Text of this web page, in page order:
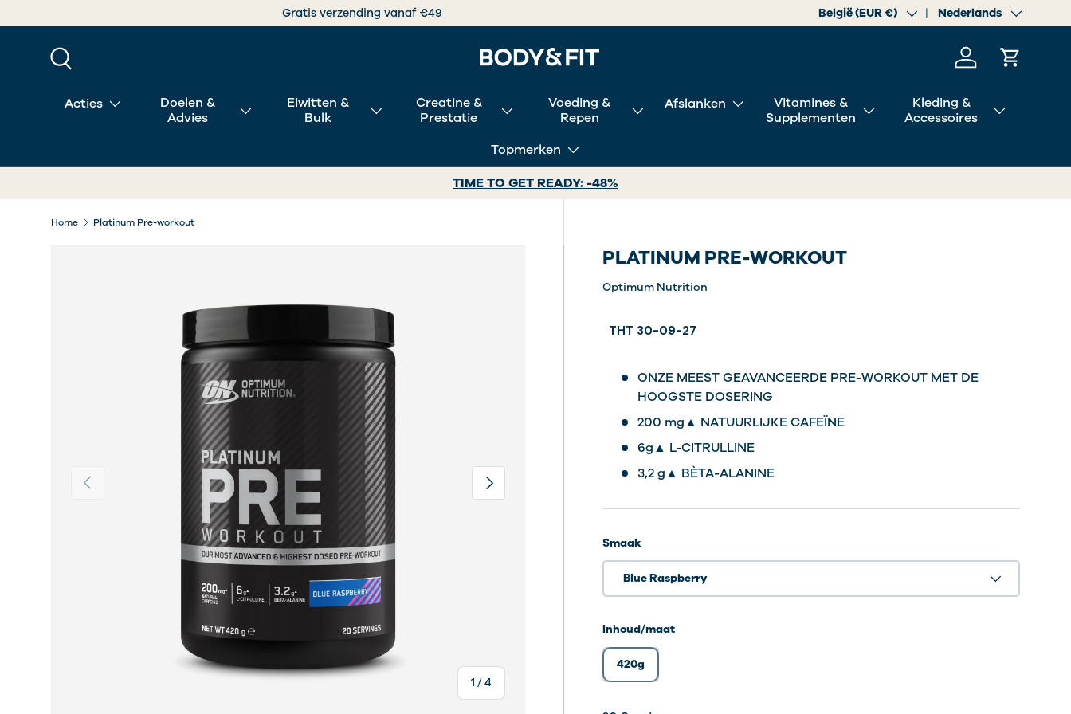
GA NAAR INHOUD
Gratis verzending vanaf €49 Land/Regio
België (EUR €) Taal Nederlands
Inloggen
Acties
Doelen &
Advies
Eiwitten &
Bulk
Creatine &
Prestatie
Voeding &
Repen
Afslanken
Vitamines &
Supplementen
Kleding &
Accessoires
Topmerken
TIME TO GET READY: -48%
Home Platinum Pre-workout
Vorige
1 /van
4
Volgende
PLATINUM PRE-WORKOUT
Optimum Nutrition
THT 30-09-27
ONZE MEEST GEAVANCEERDE PRE-WORKOUT MET DE
HOOGSTE DOSERING
200 mg▲ NATUURLIJKE CAFEÏNE
6g▲ L-CITRULLINE
3,2 g▲ BÈTA-ALANINE
Smaak
Blue Raspberry
Inhoud/maat
420g